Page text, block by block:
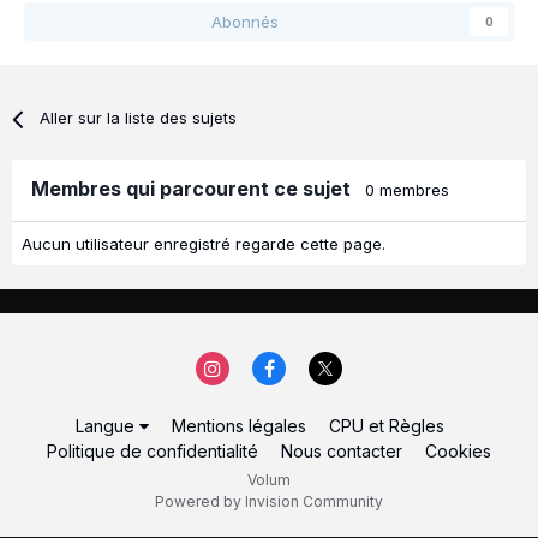
Abonnés 0
Aller sur la liste des sujets
Membres qui parcourent ce sujet 0 membres
Aucun utilisateur enregistré regarde cette page.
Langue Mentions légales
CPU et Règles
Politique de confidentialité
Nous contacter Cookies
Volum
Powered by Invision Community